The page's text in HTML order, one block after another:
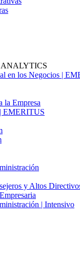
en los Negocios |
la Empresa
| EMERITUS
y Altos
| Intensivo